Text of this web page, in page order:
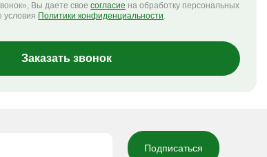
Вы даете своесогласие на обработку персональных
условия Политики конфиденциальности.
Заказать звонок